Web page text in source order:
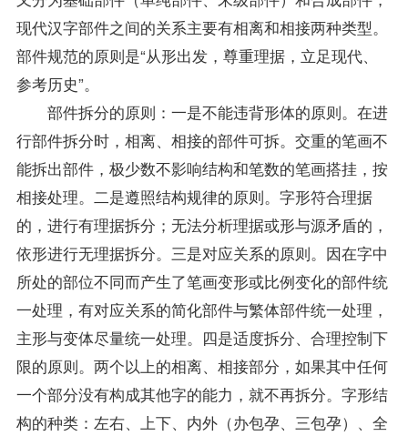
现代汉字部件之间的关系主要有相离和相接两种类型。
部件规范的原则是“从形出发，尊重理据，立足现代、
参考历史”。
部件拆分的原则：一是不能违背形体的原则。在进
行部件拆分时，相离、相接的部件可拆。交重的笔画不
能拆出部件，极少数不影响结构和笔数的笔画搭挂，按
相接处理。二是遵照结构规律的原则。字形符合理据
的，进行有理据拆分；无法分析理据或形与源矛盾的，
依形进行无理据拆分。三是对应关系的原则。因在字中
所处的部位不同而产生了笔画变形或比例变化的部件统
一处理，有对应关系的简化部件与繁体部件统一处理，
主形与变体尽量统一处理。四是适度拆分、合理控制下
限的原则。两个以上的相离、相接部分，如果其中任何
一个部分没有构成其他字的能力，就不再拆分。字形结
构的种类：左右、上下、内外（办包孕、三包孕）、全